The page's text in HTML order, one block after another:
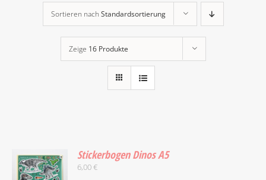
Sortieren nach Standardsortierung
Zeige 16 Produkte
Stickerbogen Dinos A5
6,00€